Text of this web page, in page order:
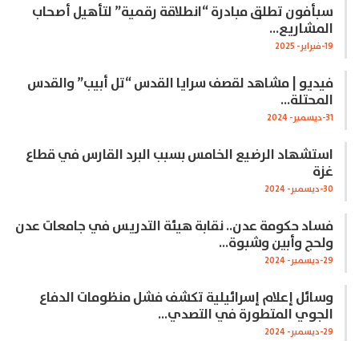
سبأفون تطلق مبادرة “انطلاقة رقمية” لتأهيل أصحاب
المشاريع…
19-فبراير- 2025
فيديو | مشاهد لقصف سرايا القدس “تل أبيب” والقدس
المحتلة…
31-ديسمبر- 2024
استشهاد الرضيع الخامس بسبب البرد القارس في قطاع
غزة
30-ديسمبر- 2024
فساد حكومة عدن.. نقابة هيئة التدريس في جامعات عدن
ولحج وأبين وشبوة…
29-ديسمبر- 2024
وسائل إعلام إسرائيلية تكشف فشل منظومات الدفاع
الجوي المتطورة في التصدي…
29-ديسمبر- 2024